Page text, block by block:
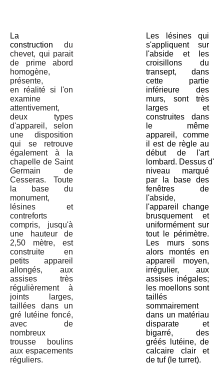
La
construction du
chevet, qui parait
de prime abord
homogène,
présente,
en réalité si l'on
examine
attentivement,
deux types
d'appareil, selon
une disposition
qui se retrouve
également à la
chapelle de Saint
Germain de
Cesseras. Toute
la base du
monument,
lésines et
contreforts
compris, jusqu'à
une hauteur de
2,50 mètre, est
construite en
petits appareil
allongés, aux
assises très
régulièrement à
joints larges,
taillées dans un
gré lutéine foncé,
avec de
nombreux
trousse boulins
aux espacements
réguliers.
Les lésines qui
s'appliquent sur
l'abside et les
croisillons du
transept, dans
cette partie
inférieure des
murs, sont très
larges et
construites dans
le même
appareil, comme
il est de règle au
début de l'art
lombard. Dessus d'un
niveau marqué
par la base des
fenêtres de
l'abside,
l'appareil change
brusquement et
uniformément sur
tout le périmètre.
Les murs sons
alors montés en
appareil moyen,
irrégulier, aux
assises inégales;
les moellons sont
taillés
sommairement
dans un matériau
disparate et
bigarré, des
gréés lutéine, de
calcaire clair et
de tuf (le turret).